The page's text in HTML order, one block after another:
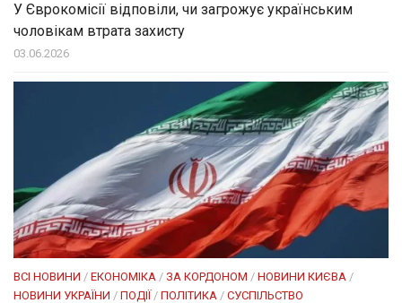
У Єврокомісії відповіли, чи загрожує українським
чоловікам втрата захисту
03.06.2026
ВСІ НОВИНИ / ЕКОНОМІКА / ЗА КОРДОНОМ / НОВИНИ КИЄВА /
НОВИНИ УКРАЇНИ / ПОДІЇ / ПОЛІТИКА / СУСПІЛЬСТВО